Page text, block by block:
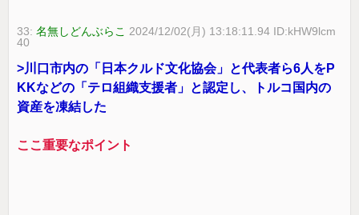
33:名無しどんぶらこ 2024/12/02(月) 13:18:11.94 ID:kHW9lcm
40
>川口市内の「日本クルド文化協会」と代表者ら6人をP
KKなどの「テロ組織支援者」と認定し、トルコ国内の
資産を凍結した
ここ重要なポイント